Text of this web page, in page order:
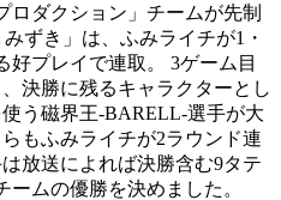
ロダクション」チームが先制
ずき」は、ふみライチが1・
好プレイで連取。 3ゲーム目
決勝に残るキャラクターとし
う磁界王-BARELL-選手が大
もふみライチが2ラウンド連
放送によれば決勝含む9タテ
ームの優勝を決めました。